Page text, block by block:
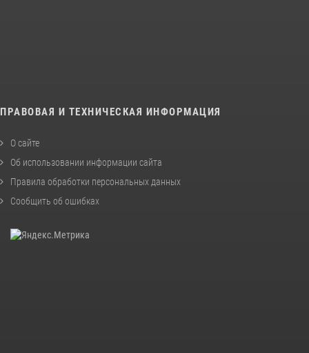
ПРАВОВАЯ И ТЕХНИЧЕСКАЯ ИНФОРМАЦИЯ
О сайте
Об использовании информации сайта
Правила обработки персональных данных
Сообщить об ошибках